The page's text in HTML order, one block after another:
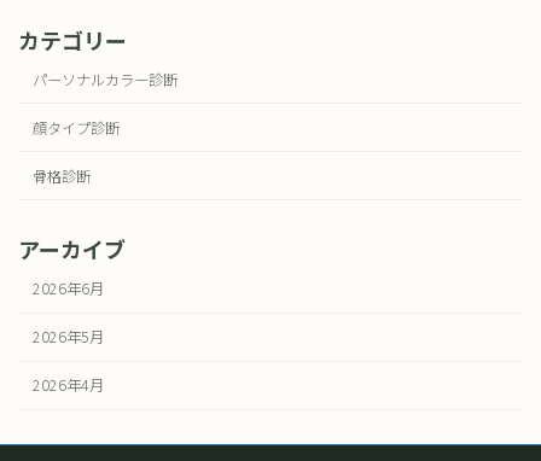
カテゴリー
パーソナルカラー診断
顔タイプ診断
骨格診断
アーカイブ
2026年6月
2026年5月
2026年4月